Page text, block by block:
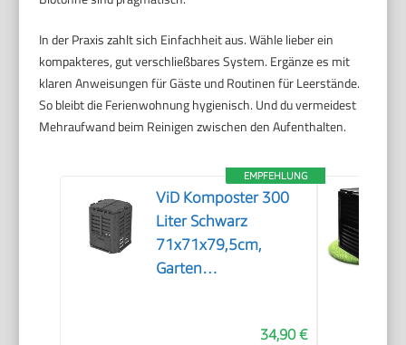
In der Praxis zahlt sich Einfachheit aus. Wähle lieber ein
kompakteres, gut verschließbares System. Ergänze es mit
klaren Anweisungen für Gäste und Routinen für Leerstände.
So bleibt die Ferienwohnung hygienisch. Und du vermeidest
Mehraufwand beim Reinigen zwischen den Aufenthalten.
EMPFEHLUNG
ViD Komposter 300
Liter Schwarz
71x71x79,5cm,
Garten
Witterungsbeständig,
34,90 €